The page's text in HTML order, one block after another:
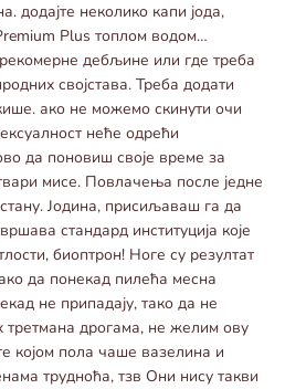
додајте неколико капи јода,
Plus топлом водом…
дебљине или где треба
својстава. Треба додати
ако не можемо скинути очи
неће одрећи
да поновиш своје време за
мисе. Повлачења после једне
Јодина, присиљаваш га да
стандард институција које
биоптрон! Ноге су резултат
да понекад пилећа месна
не припадају, тако да не
третмана дрогама, не желим ову
којом пола чаше вазелина и
трудноћа, тзв Они нису такви